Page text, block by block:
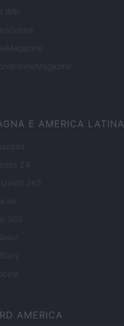
Wiki
E AMERICA LATINA
24
365
365
AMERICA